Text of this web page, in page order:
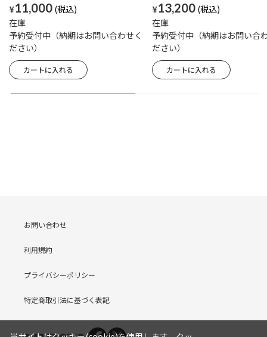
¥11,000
在庫
予約受付中（納期はお問い合わせく
ださい）
¥13,200
在庫
予約受付中（納期はお問い合
ださい）
お問い合わせ
利用規約
プライバシーポリシー
特定商取引法に基づく表記